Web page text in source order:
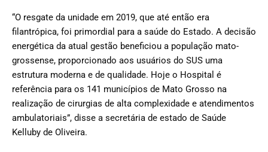
“O resgate da unidade em 2019, que até então era
filantrópica, foi primordial para a saúde do Estado. A decisão
energética da atual gestão beneficiou a população mato-
grossense, proporcionado aos usuários do SUS uma
estrutura moderna e de qualidade. Hoje o Hospital é
referência para os 141 municípios de Mato Grosso na
realização de cirurgias de alta complexidade e atendimentos
ambulatoriais”, disse a secretária de estado de Saúde
Kelluby de Oliveira.